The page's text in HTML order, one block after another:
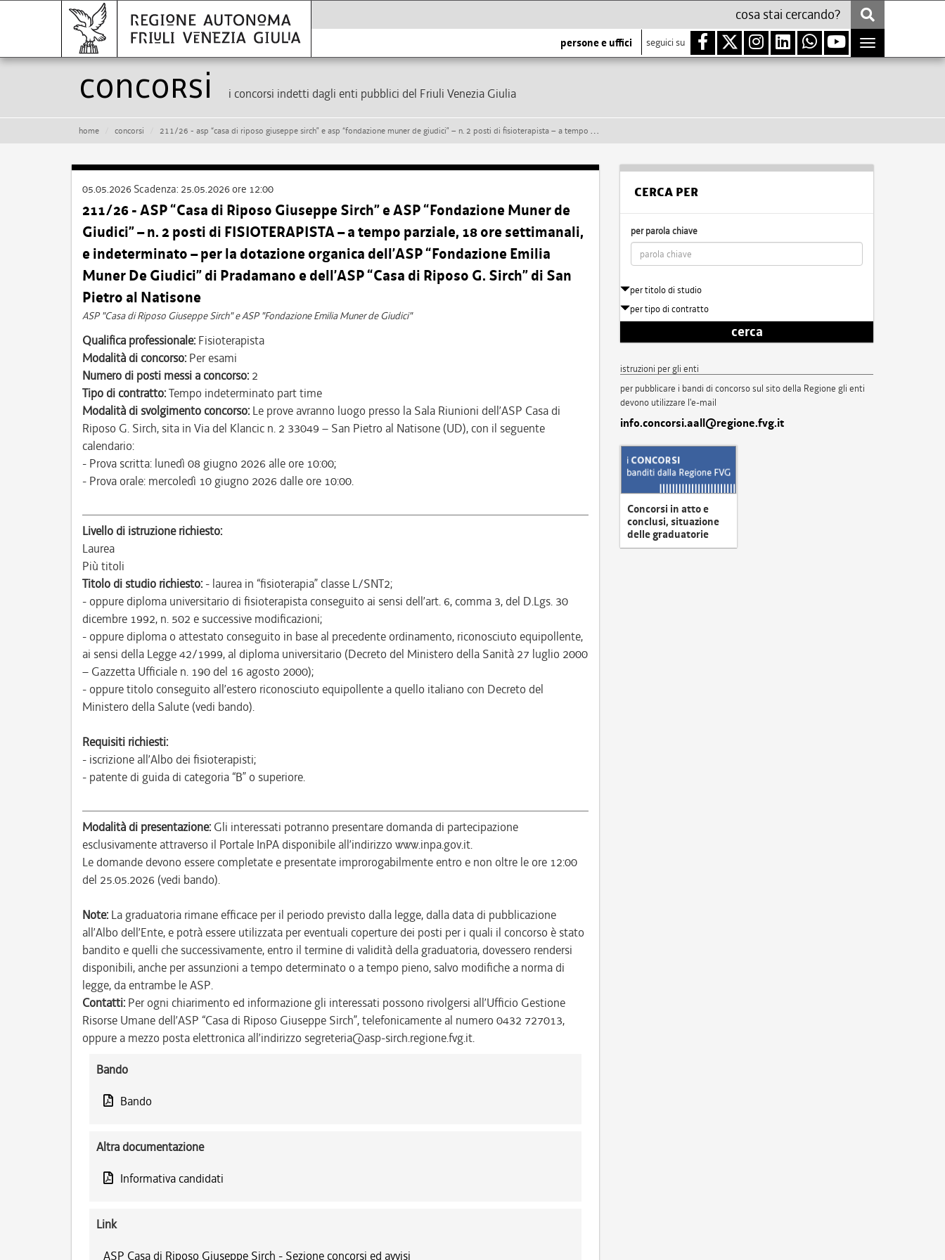
persone e uffici seguici su
Toggle
navigation
Concorsi i concorsi indetti dagli enti pubblici del Friuli Venezia Giulia
home concorsi 211/26 - asp “casa di riposo giuseppe sirch” e asp “fondazione muner de giudici” – n. 2 posti di fisioterapista – a tempo parziale, 18 ore settimanali, e indeterminato – per la dotazione organica dell’asp “fondazione emilia muner de giudici” di pradamano e dell’asp “casa di riposo g. sirch” di san pietro al natisone
05.05.2026 Scadenza: 25.05.2026 ore 12:00
211/26 - ASP “Casa di Riposo Giuseppe Sirch” e ASP “Fondazione Muner de
Giudici” – n. 2 posti di FISIOTERAPISTA – a tempo parziale, 18 ore settimanali,
e indeterminato – per la dotazione organica dell’ASP “Fondazione Emilia
Muner De Giudici” di Pradamano e dell’ASP “Casa di Riposo G. Sirch” di San
Pietro al Natisone
ASP "Casa di Riposo Giuseppe Sirch" e ASP "Fondazione Emilia Muner de Giudici"
Qualifica professionale: Fisioterapista
Modalità di concorso: Per esami
Numero di posti messi a concorso: 2
Tipo di contratto:Tempo indeterminato part time
Modalità di svolgimento concorso: Le prove avranno luogo presso la Sala Riunioni dell’ASP Casa di
Riposo G. Sirch, sita in Via del Klancic n. 2 33049 – San Pietro al Natisone (UD), con il seguente
calendario:
- Prova scritta: lunedì 08 giugno 2026 alle ore 10:00;
- Prova orale: mercoledì 10 giugno 2026 dalle ore 10:00.
Livello di istruzione richiesto:
Laurea
Più titoli
Titolo di studio richiesto: - laurea in “fisioterapia” classe L/SNT2;
- oppure diploma universitario di fisioterapista conseguito ai sensi dell’art. 6, comma 3, del D.Lgs. 30
dicembre 1992, n. 502 e successive modificazioni;
- oppure diploma o attestato conseguito in base al precedente ordinamento, riconosciuto equipollente,
ai sensi della Legge 42/1999, al diploma universitario (Decreto del Ministero della Sanità 27 luglio 2000
– Gazzetta Ufficiale n. 190 del 16 agosto 2000);
- oppure titolo conseguito all’estero riconosciuto equipollente a quello italiano con Decreto del
Ministero della Salute (vedi bando).
Requisiti richiesti:
- iscrizione all’Albo dei fisioterapisti;
- patente di guida di categoria “B” o superiore.
Modalità di presentazione: Gli interessati potranno presentare domanda di partecipazione
esclusivamente attraverso il Portale InPA disponibile all’indirizzo www.inpa.gov.it.
Le domande devono essere completate e presentate improrogabilmente entro e non oltre le ore 12:00
del 25.05.2026 (vedi bando).
Note: La graduatoria rimane efficace per il periodo previsto dalla legge, dalla data di pubblicazione
all’Albo dell’Ente, e potrà essere utilizzata per eventuali coperture dei posti per i quali il concorso è stato
bandito e quelli che successivamente, entro il termine di validità della graduatoria, dovessero rendersi
disponibili, anche per assunzioni a tempo determinato o a tempo pieno, salvo modifiche a norma di
legge, da entrambe le ASP.
Contatti: Per ogni chiarimento ed informazione gli interessati possono rivolgersi all’Ufficio Gestione
Risorse Umane dell’ASP “Casa di Riposo Giuseppe Sirch”, telefonicamente al numero 0432 727013,
oppure a mezzo posta elettronica all’indirizzo segreteria@asp-sirch.regione.fvg.it.
Bando
Bando
Altra documentazione
Informativa candidati
Link
ASP Casa di Riposo Giuseppe Sirch - Sezione concorsi ed avvisi
CERCA PER
per parola chiave
per titolo di studio
per tipo di contratto
cerca
istruzioni per gli enti
per pubblicare i bandi di concorso sul sito della Regione gli enti
devono utilizzare l'e-mail
info.concorsi.aall@regione.fvg.it
Concorsi in atto e
conclusi, situazione
delle graduatorie